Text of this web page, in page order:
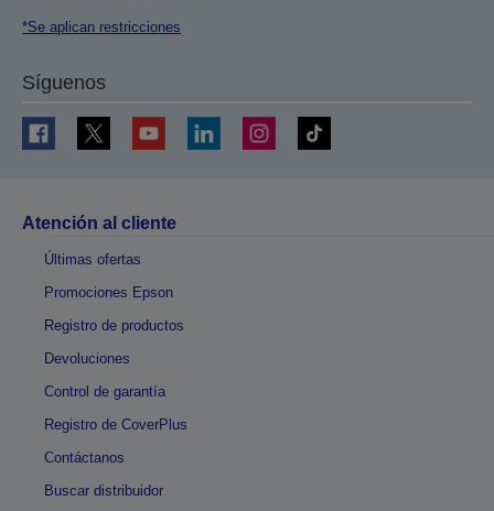
*Se aplican restricciones
Síguenos
Atención al cliente
Últimas ofertas
Promociones Epson
Registro de productos
Devoluciones
Control de garantía
Registro de CoverPlus
Contáctanos
Buscar distribuidor